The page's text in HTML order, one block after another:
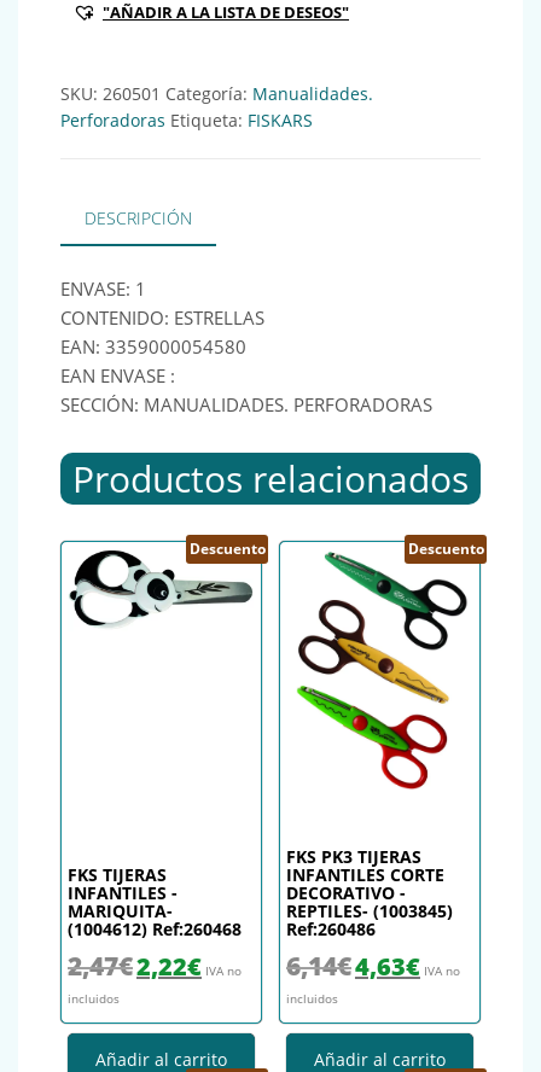
"AÑADIR A LA LISTA DE DESEOS"
SKU: 260501 Categoría: Manualidades.
Perforadoras Etiqueta: FISKARS
DESCRIPCIÓN
ENVASE: 1
CONTENIDO: ESTRELLAS
EAN: 3359000054580
EAN ENVASE :
SECCIÓN: MANUALIDADES. PERFORADORAS
Productos relacionados
Descuento
FKS TIJERAS
INFANTILES -
MARIQUITA-
(1004612) Ref:260468
2,47€El precio original era: 2,47€.
2,22€El precio actual es: 2,22€.
IVA no
incluidos
Añadir al carrito
Descuento
FKS PK3 TIJERAS
INFANTILES CORTE
DECORATIVO -
REPTILES- (1003845)
Ref:260486
6,14€ El precio original era: 6,14€.
4,63€El precio actual
IVA no
incluidos
Añadir al carrito